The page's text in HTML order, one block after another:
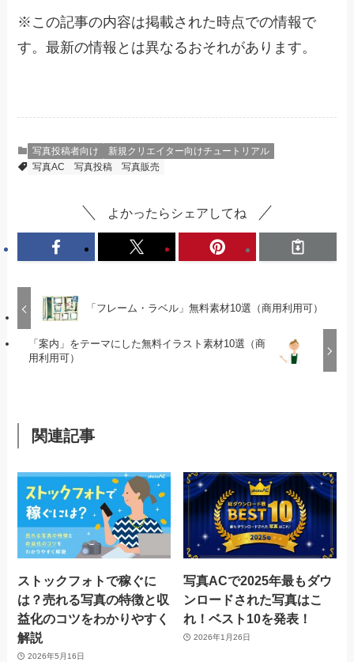
※ この記事の内容は掲載された時点での情報で
す。最新の情報とは異なるおそれがあります。
写真投稿者向け
新規クリエイター向けチュートリアル
写真AC
写真投稿 写真販売
よかったらシェアしてね
「フレーム・ラベル」無料素材10選（商用利用可）
「案内」をテーマにした無料イラスト素材10選（商
用利用可）
関連記事
ストックフォトで稼ぐに
は？売れる写真の特徴と収
益化のコツをわかりやすく
解説
2026年5月16日
写真ACで2025年最もダウ
ンロードされた写真はこ
れ！ベスト10を発表！
2026年1月26日